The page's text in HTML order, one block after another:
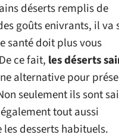
déserts remplis de
goûts enivrants, il va
santé doit plus vous
ce fait, les déserts
alternative pour
seulement ils sont
tout aussi
desserts habituels.